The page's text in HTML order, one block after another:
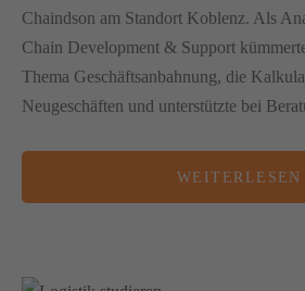
Chaindson am Standort Koblenz. Als
Chain Development & Support
Thema Geschäftsanbahnung, die
Neugeschäften und unterstützte bei
WEITERLESEN